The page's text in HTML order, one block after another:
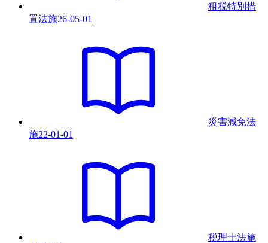
租税特別措
置法施26-05-01
災害減免法
施22-01-01
税理士法施